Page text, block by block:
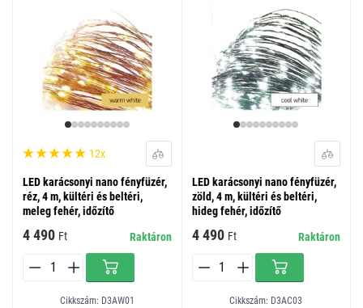
12x
LED karácsonyi nano fényfüzér,
réz, 4 m, kültéri és beltéri,
meleg fehér, időzítő
4 490 Ft Raktáron
Cikkszám: D3AW01
LED karácsonyi nano fényfüzér,
zöld, 4 m, kültéri és beltéri,
hideg fehér, időzítő
4 490 Ft Raktáron
Cikkszám: D3AC03